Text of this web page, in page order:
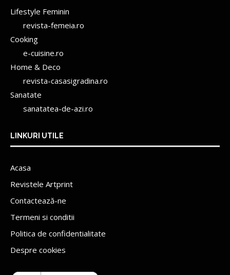
Lifestyle Feminin
revista-femeia.ro
Cooking
e-cuisine.ro
Home & Deco
revista-casasigradina.ro
Sanatate
sanatatea-de-azi.ro
LINKURI UTILE
Acasa
Revistele Artprint
Contactează-ne
Termeni si conditii
Politica de confidentialitate
Despre cookies